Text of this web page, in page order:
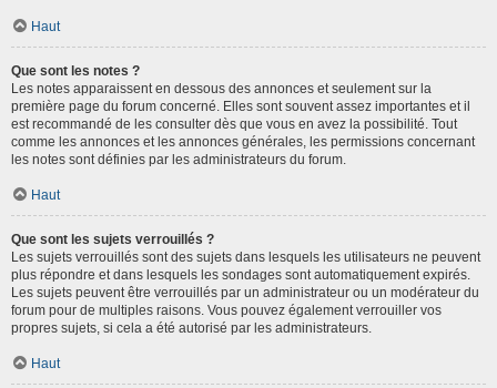
Haut
Que sont les notes ?
Les notes apparaissent en dessous des annonces et seulement sur la
première page du forum concerné. Elles sont souvent assez importantes et il
est recommandé de les consulter dès que vous en avez la possibilité. Tout
comme les annonces et les annonces générales, les permissions concernant
les notes sont définies par les administrateurs du forum.
Haut
Que sont les sujets verrouillés ?
Les sujets verrouillés sont des sujets dans lesquels les utilisateurs ne peuvent
plus répondre et dans lesquels les sondages sont automatiquement expirés.
Les sujets peuvent être verrouillés par un administrateur ou un modérateur du
forum pour de multiples raisons. Vous pouvez également verrouiller vos
propres sujets, si cela a été autorisé par les administrateurs.
Haut